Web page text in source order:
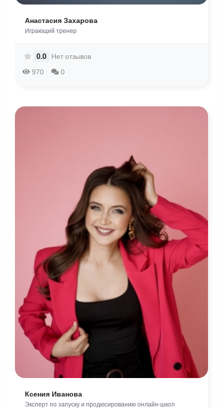
Анастасия Захарова
Играющий тренер
970 0
0.0 Нет отзывов
Ксения Иванова
Эксперт по запуску и продюсированию онлайн-школ